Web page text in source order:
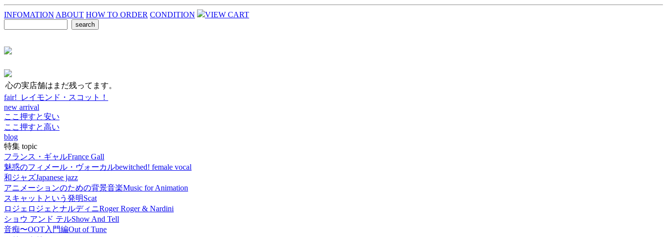
INFOMATION ABOUT HOW TO ORDER CONDITION VIEW CART
心の実店舗はまだ残ってます。
fair! レイモンド・スコット！
new arrival
ここ押すと安い
ここ押すと高い
blog
特集 topic
フランス・ギャルFrance Gall
魅惑のフィメール・ヴォーカルbewitched! female vocal
和ジャズJapanese jazz
アニメーションのための背景音楽Music for Animation
スキャットという発明Scat
ロジェロジェとナルディニRoger Roger & Nardini
ショウ アンド テルShow And Tell
音痴〜OOT入門編Out of Tune